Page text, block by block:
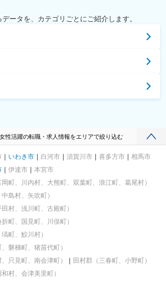
ータを、カテゴリごとにご紹介します。
性活躍の転職・求人情報をエリアで絞り込む
いわき市 白河市 須賀川市 喜多方市
相馬市
伊達市
本宮市
町、川内村、大熊町、双葉町、浪江町、葛尾村）
島村、矢吹町）
村、浅川町、古殿町）
町、国見町、川俣町）
町、鮫川村）
磐梯町、猪苗代町）
只見町、南会津町）
田村郡（三春町、小野町）
村、会津美里町）